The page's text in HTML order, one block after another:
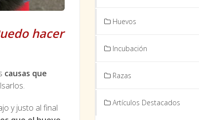
hacer
causas que
y justo al final
Huevos
Incubación
Razas
Artículos Destacados